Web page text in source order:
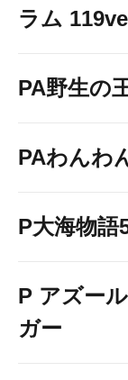
ラム
PA野生の
PAわんわ
P大海物語
P アズー
ガー